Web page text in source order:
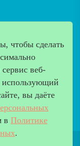
чтобы сделать
веб-
использующий
вы даёте
в Политике
.